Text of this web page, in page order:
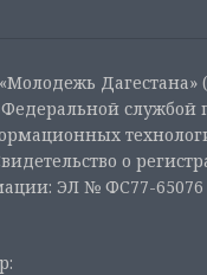
Дагестана»
службой
о
ЭЛ № ФС77-65076